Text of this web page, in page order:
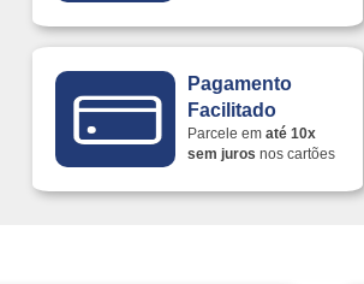
Pagamento
Facilitado
Parcele em até 10x
sem juros nos cartões